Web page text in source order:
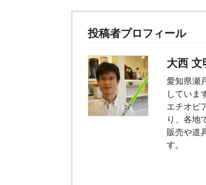
投稿者プロフィール
大西 文
愛知県瀬
していま
エチオピ
り、各地
販売や道
す。